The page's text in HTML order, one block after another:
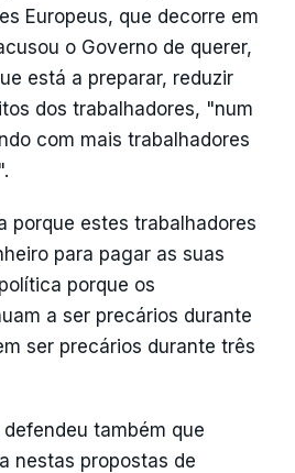
Europeus, que decorre em
o Governo de querer,
está a preparar, reduzir
dos trabalhadores, "num
com mais trabalhadores
porque estes trabalhadores
para pagar as suas
porque os
a ser precários durante
ser precários durante três
também que
nestas propostas de